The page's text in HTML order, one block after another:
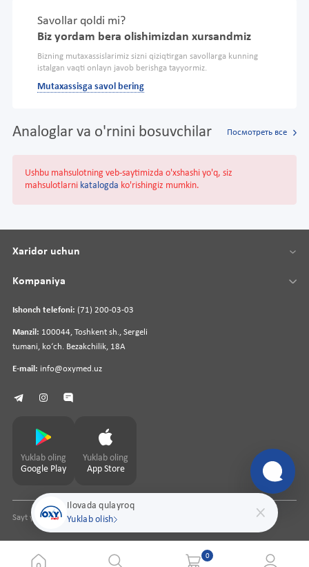
Savollar qoldi mi?
Biz yordam bera olishimizdan xursandmiz
Bizning mutaxassislarimiz sizni qiziqtirgan savollarga kunning
istalgan vaqti onlayn javob berishga tayyormiz.
Mutaxassisga savol bering
Analoglar va o'rnini bosuvchilar Посмотреть все
Ushbu mahsulotning veb-saytimizda o'xshashi yo'q, siz
mahsulotlarni katalogda ko'rishingiz mumkin.
Ilovada qulayroq
Yuklab olish
Ishonch telefoni: (71) 200-03-03
Manzil: 100044, Toshkent sh., Sergeli
tumani, koʻch. Bezakchilik, 18A
E-mail: info@oxymed.uz
Xaridor uchun
Kompaniya
Yuklab oling
Google Play
Yuklab oling
App Store
Sayt yaratuvchipharmit.uz
0